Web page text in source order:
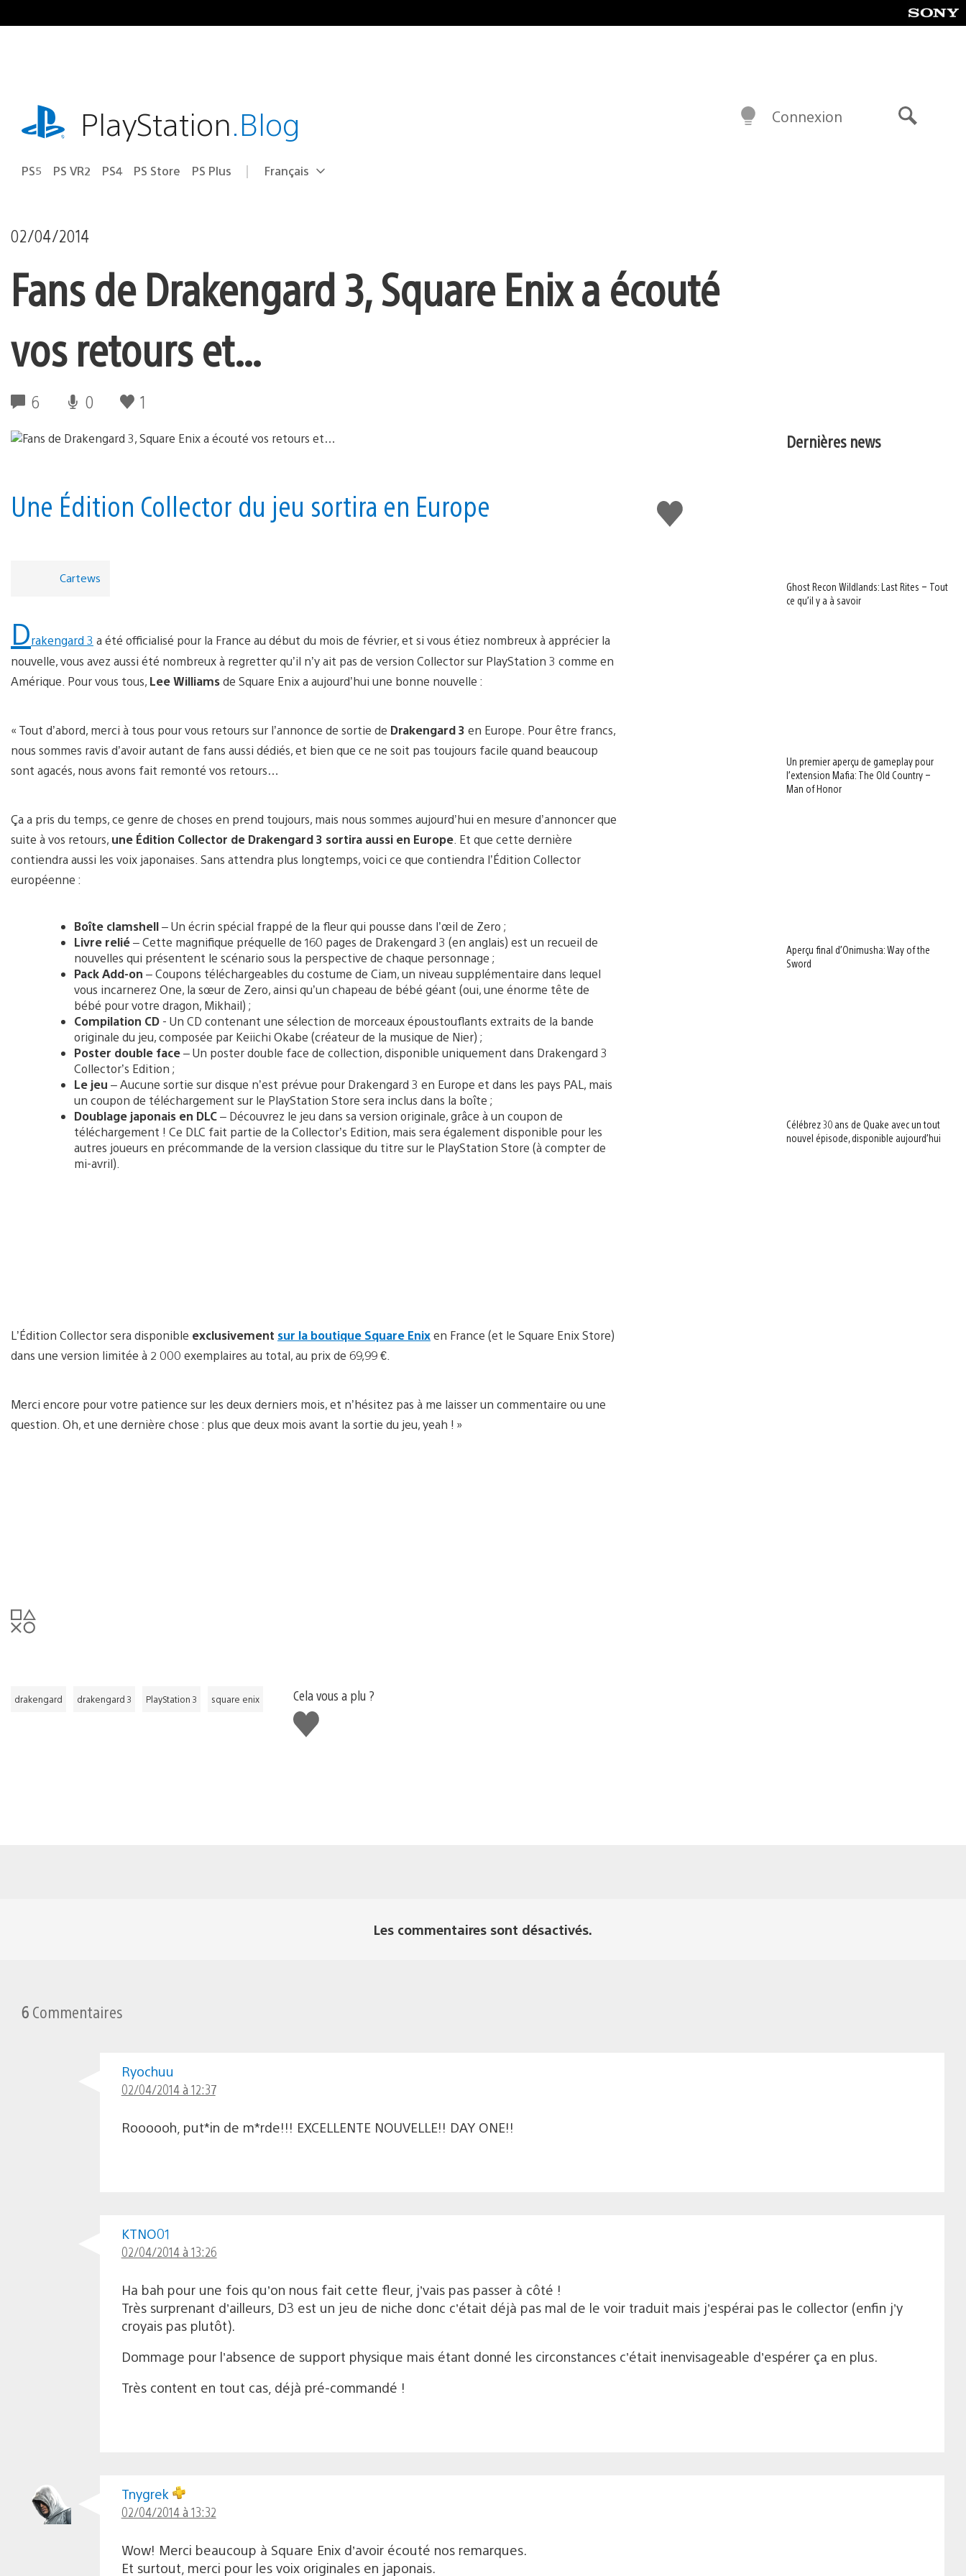
au
playstation.comPlayStation.Blog
PS5 PS VR2 PS4 PS Store PS Plus Choisir
Région
Français
Connexion
02/04/2014
Fans de Drakengard 3, Square Enix a écouté
vos retours et…
6 0 1
J'aime
Une Édition Collector du jeu sortira en Europe
Cartews
Drakengard 3 a été officialisé pour la France au début du mois de février, et si vous étiez nombreux à apprécier la
nouvelle, vous avez aussi été nombreux à regretter qu’il n’y ait pas de version Collector sur PlayStation 3 comme en
Amérique. Pour vous tous, Lee Williamsde Square Enix a aujourd’hui une bonne nouvelle :
« Tout d’abord, merci à tous pour vous retours sur l’annonce de sortie de Drakengard 3 en Europe. Pour être francs,
nous sommes ravis d’avoir autant de fans aussi dédiés, et bien que ce ne soit pas toujours facile quand beaucoup
sont agacés, nous avons fait remonté vos retours…
Ça a pris du temps, ce genre de choses en prend toujours, mais nous sommes aujourd’hui en mesure d’annoncer que
suite à vos retours, une Édition Collector de Drakengard 3 sortira aussi en Europe . Et que cette dernière
contiendra aussi les voix japonaises. Sans attendra plus longtemps, voici ce que contiendra l’Édition Collector
européenne :
Boîte clamshell– Un écrin spécial frappé de la fleur qui pousse dans l’œil de Zero ;
Livre relié– Cette magnifique préquelle de 160 pages de Drakengard 3 (en anglais) est un recueil de
nouvelles qui présentent le scénario sous la perspective de chaque personnage ;
Pack Add-on – Coupons téléchargeables du costume de Ciam, un niveau supplémentaire dans lequel
vous incarnerez One, la sœur de Zero, ainsi qu’un chapeau de bébé géant (oui, une énorme tête de
bébé pour votre dragon, Mikhail) ;
Compilation CD - Un CD contenant une sélection de morceaux époustouflants extraits de la bande
originale du jeu, composée par Keiichi Okabe (créateur de la musique de Nier) ;
Poster double face– Un poster double face de collection, disponible uniquement dans Drakengard 3
Collector’s Edition ;
Le jeu – Aucune sortie sur disque n’est prévue pour Drakengard 3 en Europe et dans les pays PAL, mais
un coupon de téléchargement sur le PlayStation Store sera inclus dans la boîte ;
Doublage japonais en DLC– Découvrez le jeu dans sa version originale, grâce à un coupon de
téléchargement ! Ce DLC fait partie de la Collector’s Edition, mais sera également disponible pour les
autres joueurs en précommande de la version classique du titre sur le PlayStation Store (à compter de
mi-avril).
L’Édition Collector sera disponible exclusivement sur la boutique Square Enixen France (et le Square Enix Store)
dans une version limitée à 2 000 exemplaires au total, au prix de 69,99 €.
Merci encore pour votre patience sur les deux derniers mois, et n’hésitez pas à me laisser un commentaire ou une
question. Oh, et une dernière chose : plus que deux mois avant la sortie du jeu, yeah ! »
drakengard drakengard 3 PlayStation 3 square enix
Cela vous a plu ?
J'aime
Dernières news
Ghost Recon Wildlands: Last Rites – Tout
ce qu’il y a à savoir
Un premier aperçu de gameplay pour
l’extension Mafia: The Old Country –
Man of Honor
Aperçu final d’Onimusha: Way of the
Sword
Célébrez 30 ans de Quake avec un tout
nouvel épisode, disponible aujourd’hui
Les commentaires sont désactivés.
6 Commentaires
Ryochuu
02/04/2014 à 12:37
Roooooh, put*in de m*rde!!! EXCELLENTE NOUVELLE!! DAY ONE!!
KTNO01
02/04/2014 à 13:26
Ha bah pour une fois qu’on nous fait cette fleur, j’vais pas passer à côté !
Très surprenant d’ailleurs, D3 est un jeu de niche donc c’était déjà pas mal de le voir traduit mais j’espérai pas le collector (enfin j’y
croyais pas plutôt).
Dommage pour l’absence de support physique mais étant donné les circonstances c’était inenvisageable d’espérer ça en plus.
Très content en tout cas, déjà pré-commandé !
Tnygrek
02/04/2014 à 13:32
Wow! Merci beaucoup à Square Enix d’avoir écouté nos remarques.
Et surtout, merci pour les voix originales en japonais.